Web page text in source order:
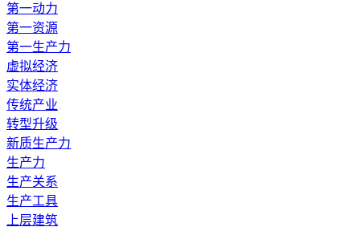
第一动力
第一资源
第一生产力
虚拟经济
实体经济
传统产业
转型升级
新质生产力
生产力
生产关系
生产工具
上层建筑